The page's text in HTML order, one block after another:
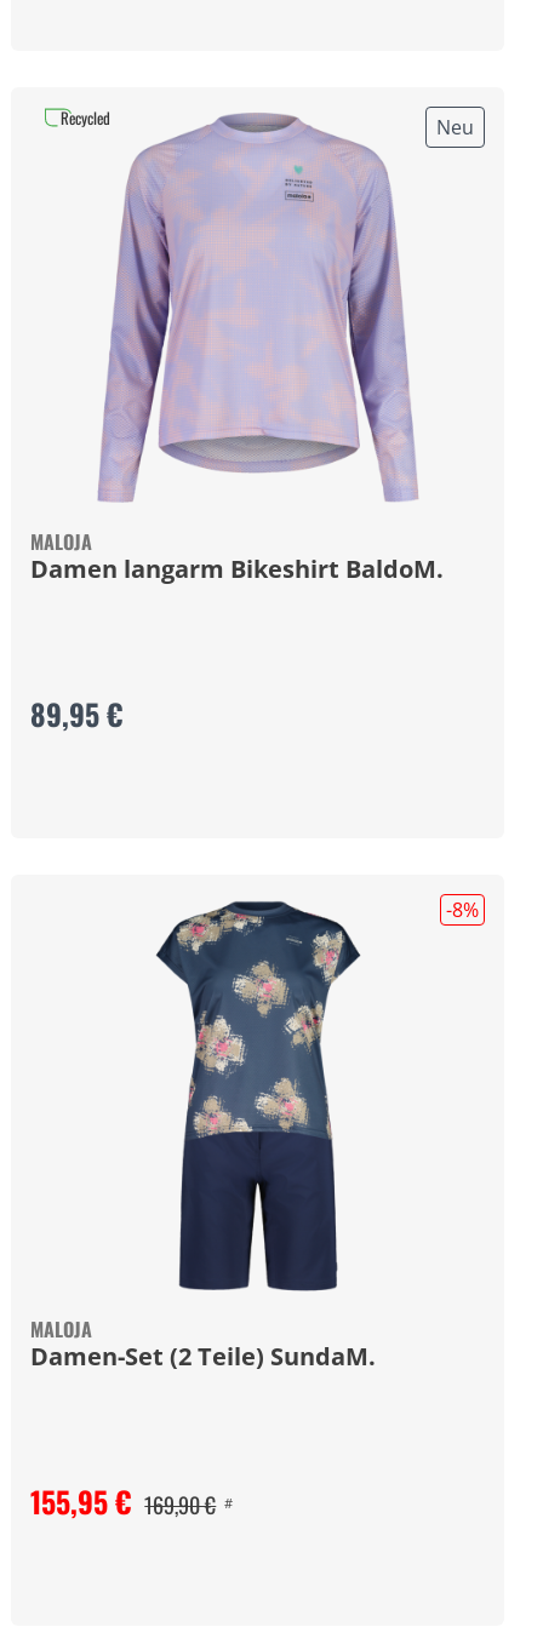
Neu
MALOJA
Damen langarm Bikeshirt BaldoM.
89,95 €
Recycled
-8%
MALOJA
Damen-Set (2 Teile) SundaM.
155,95 € 169,90 € #